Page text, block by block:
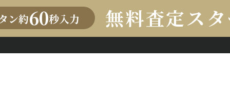
ン約60秒入力 無料査定ス